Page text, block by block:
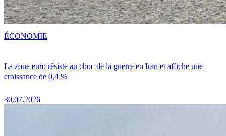
La zone euro résiste au choc de la guerre en Iran et affiche une
croissance de 0,4 %
30.07.2026
ÉCONOMIE